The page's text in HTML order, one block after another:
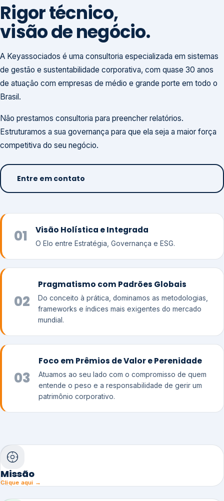
Rigor técnico,
visão de negócio.
A Keyassociados é uma consultoria especializada em sistemas
de gestão e sustentabilidade corporativa, com quase 30 anos
de atuação com empresas de médio e grande porte em todo o
Brasil.
Não prestamos consultoria para preencher relatórios.
Estruturamos a sua governança para que ela seja a maior força
competitiva do seu negócio.
Entre em contato
01 Visão Holística e Integrada
O Elo entre Estratégia, Governança e ESG.
02
Pragmatismo com Padrões Globais
Do conceito à prática, dominamos as metodologias,
frameworks e índices mais exigentes do mercado
mundial.
03
Foco em Prêmios de Valor e Perenidade
Atuamos ao seu lado com o compromisso de quem
entende o peso e a responsabilidade de gerir um
patrimônio corporativo.
Missão
Clique aqui →